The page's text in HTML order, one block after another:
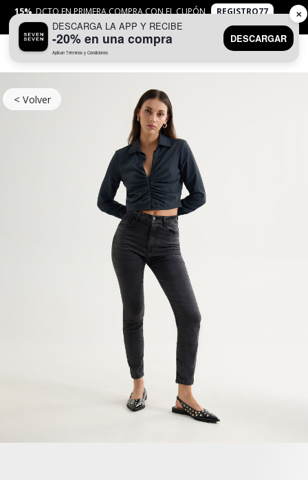
15% DCTO EN PRIMERA COMPRA CON EL CUPÓN
REGISTRO77
APLICANTYC
< Volver
DESCARGA LA APP Y RECIBE
-20% en una compra
Aplican Términos y Condiciones
DESCARGAR
✕